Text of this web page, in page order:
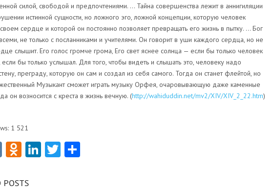
силой, свободой и предпочтениями. … Тайна совершенства лежит в аннигиляции
истинной сущности, но ложного эго, ложной концепции, которую человек
сердце и которой он постоянно позволяет превращать его жизнь в пытку. … Бог
не только с посланниками и учителями. Он говорит в уши каждого сердца, но не
слышит. Его голос громче грома, Его свет яснее солнца — если бы только человек
бы только услышал. Для того, чтобы видеть и слышать это, человеку надо
преграду, которую он сам и создал из себя самого. Тогда он станет флейтой, но
Музыкант сможет играть музыку Орфея, очаровывающую даже каменные
он возносится с креста в жизнь вечную. (http://wahiduddin.net/mv2/XIV/XIV_2_22.htm)
1 521
VKOdnoklassniki
LinkedIn
TwitterОтправить
POSTS